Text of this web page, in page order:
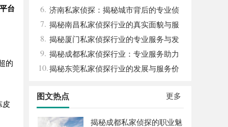
台
的
皮
6. 济南私家侦探：揭秘城市背后的专业侦
查力量
7. 揭秘南昌私家侦探行业的真实面貌与服
务价值详解
8. 揭秘厦门私家侦探行业的专业服务与发
展趋势
9. 揭秘成都私家侦探行业：专业服务助力
城市安宁
10.揭秘东莞私家侦探行业的发展与服务价
更多
图文热点
揭秘成都私家侦探的职业魅